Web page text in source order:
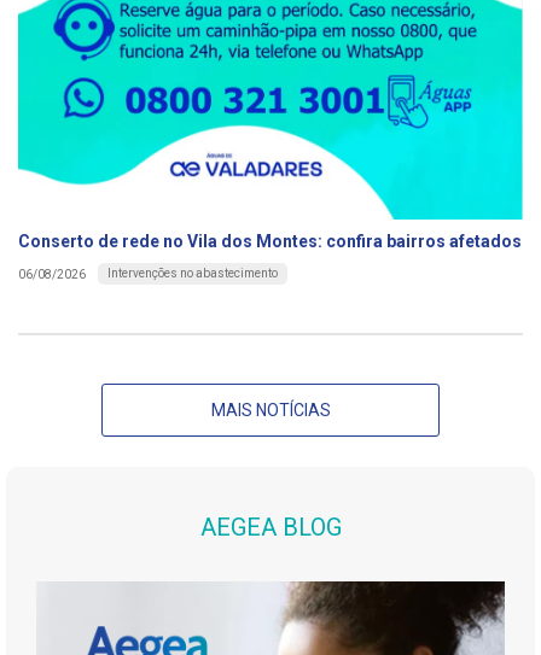
Conserto de rede no Vila dos Montes: confira bairros afetados
06/08/2026 Intervenções no abastecimento
MAIS NOTÍCIAS
AEGEA BLOG